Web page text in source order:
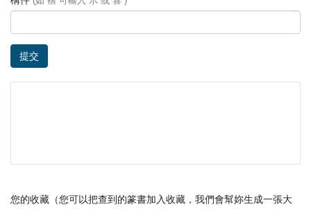
提交
您的收藏（您可以把查到的篆書加入收藏，我們會幫妳生成一張大